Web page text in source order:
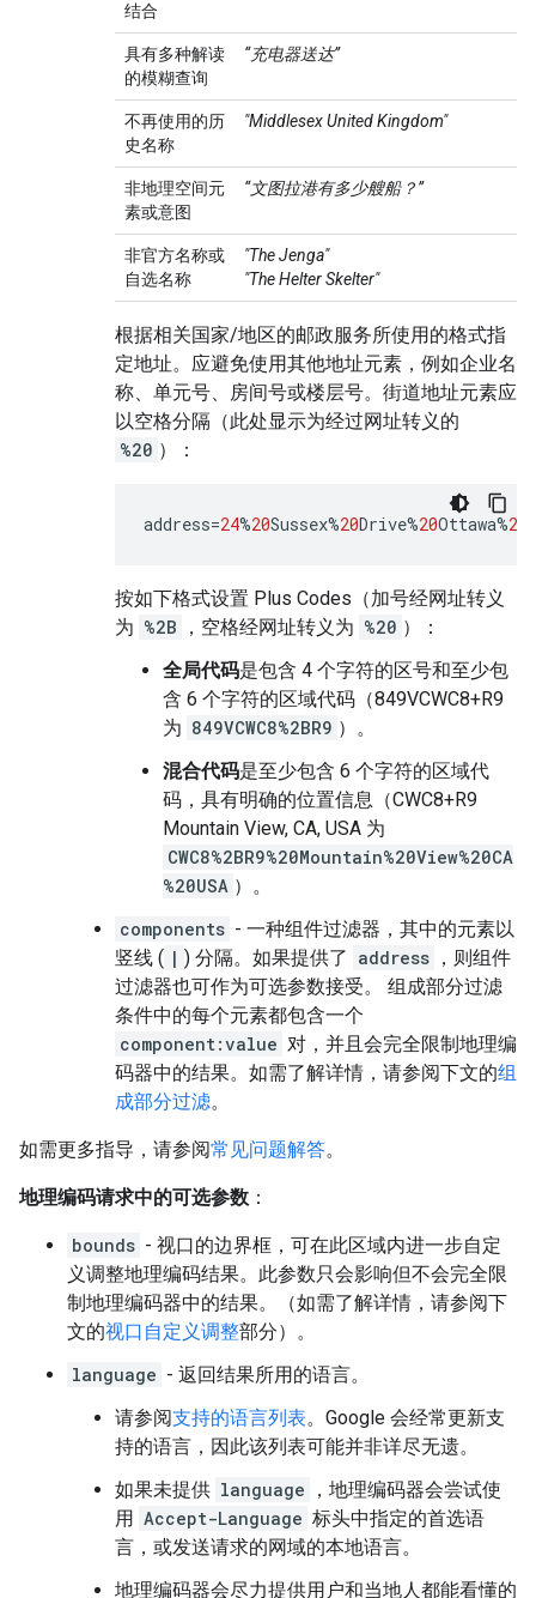
结合
具有多种解读
的模糊查询
“充电器送达”
不再使用的历
史名称
"Middlesex United Kingdom"
非地理空间元
素或意图
“文图拉港有多少艘船？”
非官方名称或
自选名称
"The Jenga"
"The Helter Skelter"
根据相关国家/地区的邮政服务所使用的格式指
定地址。应避免使用其他地址元素，例如企业名
称、单元号、房间号或楼层号。街道地址元素应
以空格分隔（此处显示为经过网址转义的
%20 ）：
address=24%20Sussex%20Drive%20Ottawa%20
按如下格式设置 Plus Codes（加号经网址转义
为 %2B ，空格经网址转义为 %20 ）：
全局代码是包含 4 个字符的区号和至少包
含 6 个字符的区域代码（849VCWC8+R9
为 849VCWC8%2BR9 ）。
混合代码是至少包含 6 个字符的区域代
码，具有明确的位置信息（CWC8+R9
Mountain View, CA, USA 为
CWC8%2BR9%20Mountain%20View%20CA
%20USA ）。
components - 一种组件过滤器，其中的元素以
竖线 ( | ) 分隔。如果提供了 address ，则组件
过滤器也可作为可选参数接受。 组成部分过滤
条件中的每个元素都包含一个
component:value 对，并且会完全限制地理编
码器中的结果。如需了解详情，请参阅下文的组
成部分过滤。
如需更多指导，请参阅常见问题解答。
地理编码请求中的可选参数 ：
bounds - 视口的边界框，可在此区域内进一步自定
义调整地理编码结果。此参数只会影响但不会完全限
制地理编码器中的结果。（如需了解详情，请参阅下
文的视口自定义调整部分）。
language - 返回结果所用的语言。
请参阅支持的语言列表。Google 会经常更新支
持的语言，因此该列表可能并非详尽无遗。
如果未提供 language
，地理编码器会尝试使
用 Accept-Language 标头中指定的首选语
言，或发送请求的网域的本地语言。
地理编码器会尽力提供用户和当地人都能看懂的